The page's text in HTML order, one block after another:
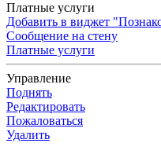
Платные услуги
Добавить в виджет
Сообщение на стену
Платные услуги
Управление
Поднять
Редактировать
Пожаловаться
Удалить